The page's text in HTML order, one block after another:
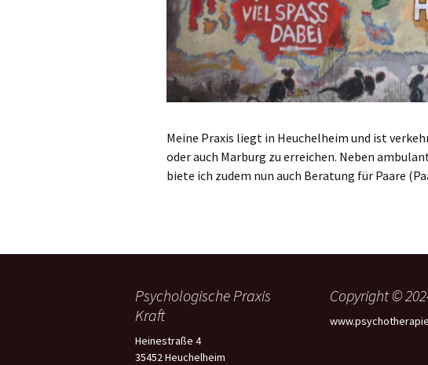
Meine Praxis liegt in Heuchelheim und ist
oder auch Marburg zu erreichen. Neben
biete ich zudem nun auch Beratung für Paare
Psychologische Praxis
Kraft
Heinestraße 4
35452 Heuchelheim
Copyright ©